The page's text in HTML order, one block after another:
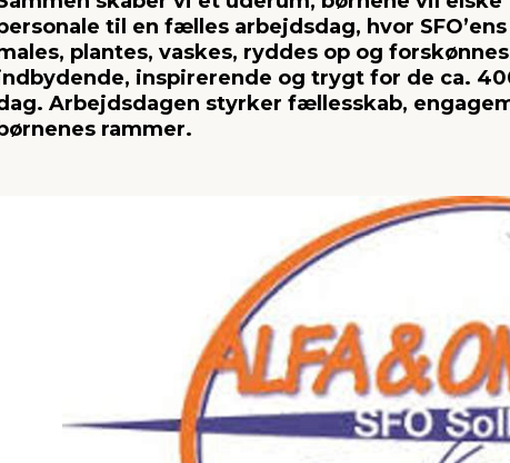
til en fælles arbejdsdag, hvor
plantes, vaskes, ryddes op og
inspirerende og trygt for de ca.
Arbejdsdagen styrker fællesskab,
børnenes rammer.